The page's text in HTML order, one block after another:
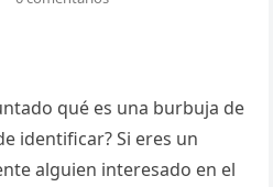
qué es una burbuja de
identificar? Si eres un
alguien interesado en el